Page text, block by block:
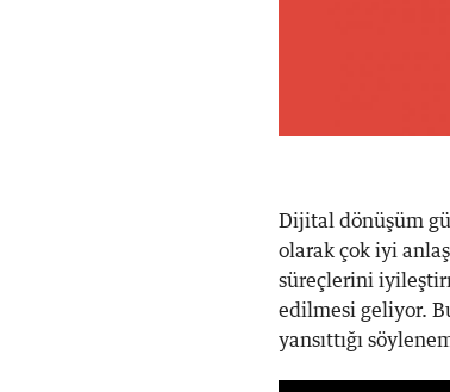
Dijital dönüşüm
olarak çok iyi
süreçlerini
edilmesi geliyor.
yansıttığı